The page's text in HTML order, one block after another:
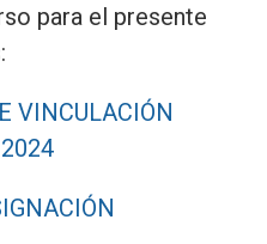
para el presente
VINCULACIÓN